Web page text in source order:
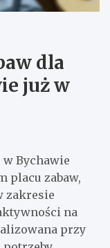
dla
już w
w Bychawie
placu zabaw,
zakresie
na
przy